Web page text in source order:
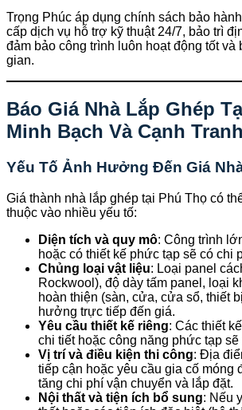
Trọng Phúc áp dụng chính sách bảo
cấp dịch vụ hỗ trợ kỹ thuật 24/7, bảo trì
đảm bảo công trình luôn hoạt động tốt và
gian.
Báo Giá Nhà Lắp Ghép
Minh Bạch Và Cạnh Tranh
Yếu Tố Ảnh Hưởng Đến Giá
Giá thành nhà lắp ghép tại Phú Thọ có
thuộc vào nhiều yếu tố:
Diện tích và quy mô: Công trình
hoặc có thiết kế phức tạp sẽ có chi
Chủng loại vật liệu: Loại panel
Rockwool), độ dày tấm panel, loại
hoàn thiện (sàn, cửa, cửa sổ, thiết
hưởng trực tiếp đến giá.
Yêu cầu thiết kế riêng: Các thiết
chi tiết hoặc công năng phức tạp
Vị trí và điều kiện thi công: Địa
tiếp cận hoặc yêu cầu gia cố móng
tăng chi phí vận chuyển và lắp đặt.
Nội thất và tiện ích bổ sung: Nếu